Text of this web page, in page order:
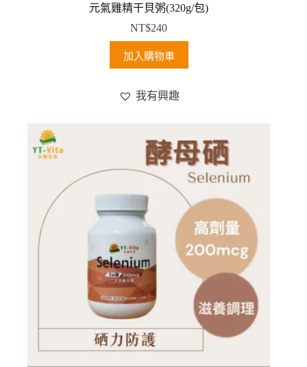
元氣雞精干貝粥(320g/包)
NT$240
加入購物車
我有興趣